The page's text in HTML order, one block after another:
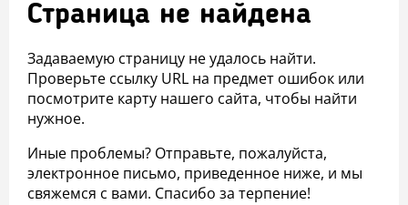
Страница не найдена
Задаваемую страницу не удалось найти.
Проверьте ссылку URL на предмет ошибок или
посмотрите карту нашего сайта, чтобы найти
нужное.
Иные проблемы? Отправьте, пожалуйста,
электронное письмо, приведенное ниже, и мы
свяжемся с вами. Спасибо за терпение!